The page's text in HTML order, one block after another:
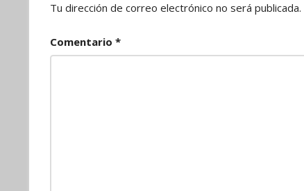
Tu dirección de correo electrónico no será publicada.
Comentario *